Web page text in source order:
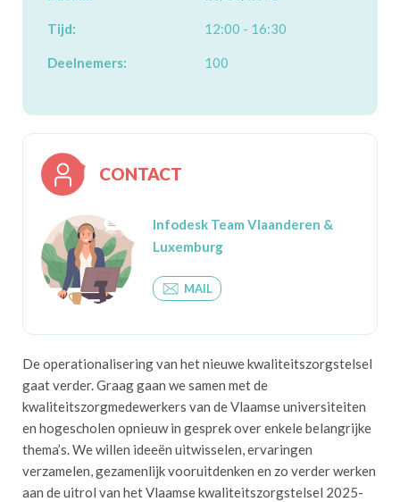
Tijd: 12:00 - 16:30
Deelnemers: 100
CONTACT
Infodesk Team Vlaanderen &
Luxemburg
MAIL
De operationalisering van het nieuwe kwaliteitszorgstelsel
gaat verder. Graag gaan we samen met de
kwaliteitszorgmedewerkers van de Vlaamse universiteiten
en hogescholen opnieuw in gesprek over enkele belangrijke
thema’s. We willen ideeën uitwisselen, ervaringen
verzamelen, gezamenlijk vooruitdenken en zo verder werken
aan de uitrol van het Vlaamse kwaliteitszorgstelsel 2025-